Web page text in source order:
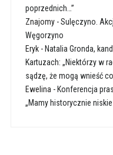
poprzednich…”
Znajomy-Sulęczyno.
Węgorzyno
Eryk- Natalia Gronda,
Kartuzach: „Niektórzy w
sądzę, że mogą wnieść
Ewelina - Konferencja
„Mamy historycznie niskie